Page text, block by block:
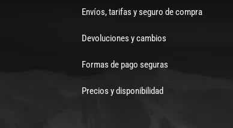
Envíos, tarifas y seguro de compra
Devoluciones y cambios
Formas de pago seguras
Precios y disponibilidad